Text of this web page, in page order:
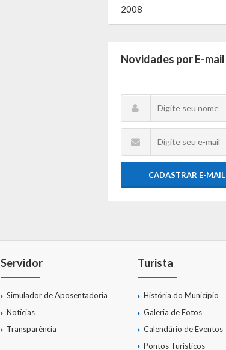
2008
Novidades por E-mail
CADASTRAR E-MAIL
Servidor
Simulador de Aposentadoria
Notícias
Transparência
Turista
História do Município
Galeria de Fotos
Calendário de Eventos
Pontos Turísticos